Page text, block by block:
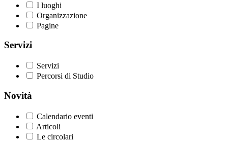
I luoghi
Organizzazione
Pagine
Servizi
Servizi
Percorsi di Studio
Novità
Calendario eventi
Articoli
Le circolari